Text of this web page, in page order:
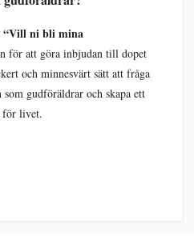
“Vill ni bli mina
för att göra inbjudan till dopet
och minnesvärt sätt att fråga
gudföräldrar och skapa ett
för livet.